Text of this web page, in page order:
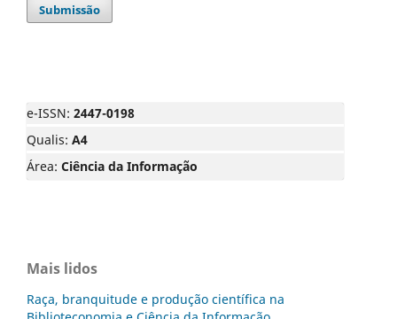
Submissão
e-ISSN: 2447-0198
Qualis: A4
Área: Ciência da Informação
Mais lidos
Raça, branquitude e produção científica na